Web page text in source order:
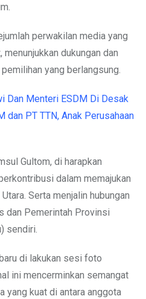
perwakilan media yang
dukungan dan
yang berlangsung.
Dan Menteri ESDM Di Desak
dan PT TTN, Anak Perusahaan
Gultom, di harapkan
dalam memajukan
Serta menjalin hubungan
dan Pemerintah Provinsi
sendiri.
di lakukan sesi foto
ini mencerminkan semangat
yang kuat di antara anggota